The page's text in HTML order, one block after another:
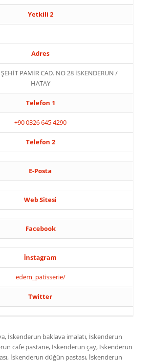
Yetkili 2
Adres
PAMİR CAD. NO 28 İSKENDERUN /
HATAY
Telefon 1
+90 0326 645 4290
Telefon 2
E-Posta
Web Sitesi
Facebook
İnstagram
edem_patisserie/
Twitter
İskenderun baklava imalatı, İskenderun
cafe pastane, İskenderun çay, İskenderun
İskenderun düğün pastası, İskenderun